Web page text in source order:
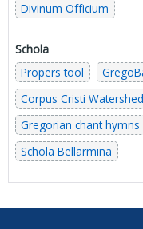
Divinum Officium
Schola
Propers tool
Corpus Cristi Watershed
Gregorian chant hymns
Schola Bellarmina